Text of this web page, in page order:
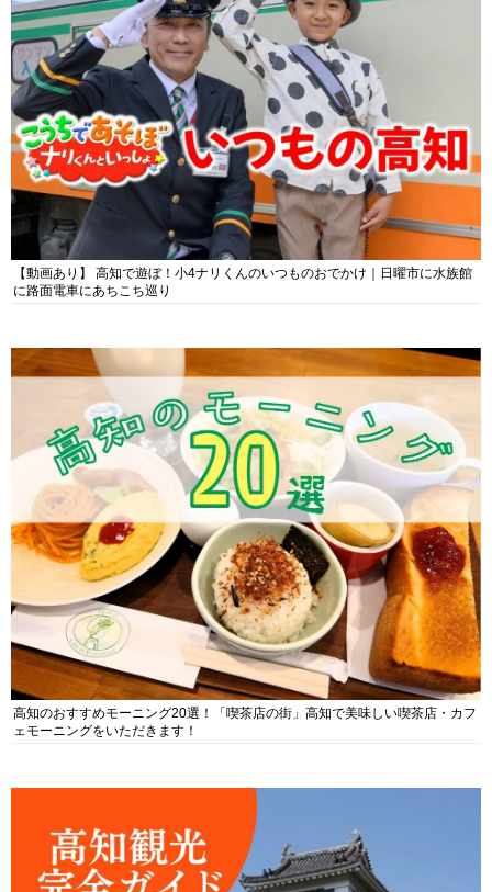
【動画あり】 高知で遊ぼ！小4ナリくんのいつものおでかけ｜日曜市に水族館
に路面電車にあちこち巡り
高知のおすすめモーニング20選！「喫茶店の街」高知で美味しい喫茶店・カフ
ェモーニングをいただきます！